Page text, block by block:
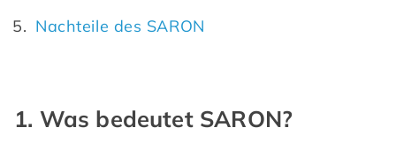
Nachteile des SARON
1. Was bedeutet SARON?